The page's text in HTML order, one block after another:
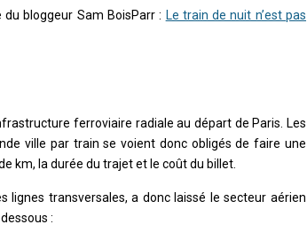
du bloggeur Sam BoisParr : Le train de nuit n’est pas
ferroviaire radiale au départ de Paris. Les
ville par train se voient donc obligés de faire une
km, la durée du trajet et le coût du billet.
lignes transversales, a donc laissé le secteur aérien
: